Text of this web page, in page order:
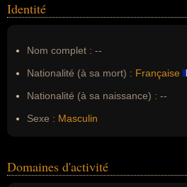
Identité
Nom complet : --
Nationalité (à sa mort) : Française
Nationalité (à sa naissance) : --
Sexe : Masculin
Domaines d'activité